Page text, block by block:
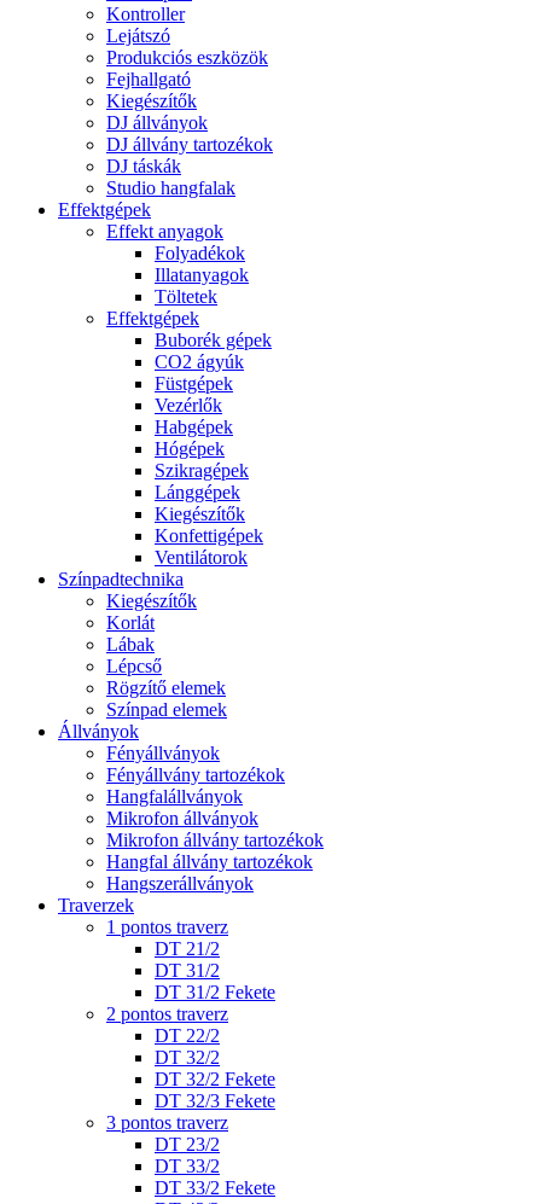
Kontroller
Lejátszó
Produkciós eszközök
Fejhallgató
Kiegészítők
DJ állványok
DJ állvány tartozékok
DJ táskák
Studio hangfalak
Effektgépek
Effekt anyagok
Folyadékok
Illatanyagok
Töltetek
Effektgépek
Buborék gépek
CO2 ágyúk
Füstgépek
Vezérlők
Habgépek
Hógépek
Szikragépek
Lánggépek
Kiegészítők
Konfettigépek
Ventilátorok
Színpadtechnika
Kiegészítők
Korlát
Lábak
Lépcső
Rögzítő elemek
Színpad elemek
Állványok
Fényállványok
Fényállvány tartozékok
Hangfalállványok
Mikrofon állványok
Mikrofon állvány tartozékok
Hangfal állvány tartozékok
Hangszerállványok
Traverzek
1 pontos traverz
DT 21/2
DT 31/2
DT 31/2 Fekete
2 pontos traverz
DT 22/2
DT 32/2
DT 32/2 Fekete
DT 32/3 Fekete
3 pontos traverz
DT 23/2
DT 33/2
DT 33/2 Fekete